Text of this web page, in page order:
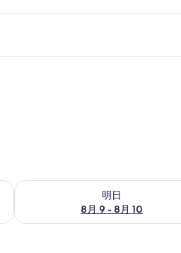
明日
8月 9 - 8月 10
查看明日 8月 9 - 8月 10的可訂空房